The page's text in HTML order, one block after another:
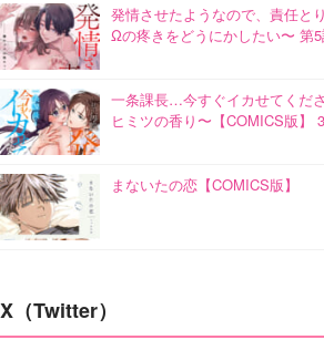
発情させたようなので、責任と
Ωの疼きをどうにかしたい〜 第
一条課長…今すぐイカせてくだ
ヒミツの香り〜【COMICS版】 3
まないたの恋【COMICS版】
X（Twitter）